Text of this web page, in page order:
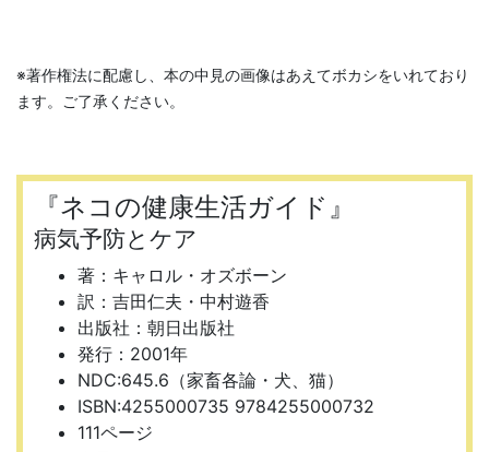
※著作権法に配慮し、本の中見の画像はあえてボカシをいれており
ます。ご了承ください。
『ネコの健康生活ガイド』
病気予防とケア
著：キャロル・オズボーン
訳：吉田仁夫・中村遊香
出版社：朝日出版社
発行：2001年
NDC:645.6（家畜各論・犬、猫）
ISBN:4255000735 9784255000732
111ページ